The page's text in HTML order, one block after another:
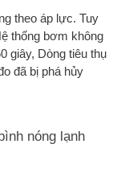
theo áp lực. Tuy
thống bơm không
giây, Dòng tiêu thụ
đã bị phá hủy
nóng lạnh